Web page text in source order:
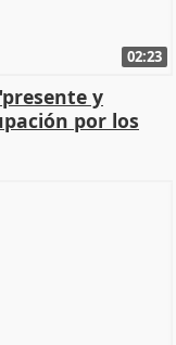
02:23
y
por los